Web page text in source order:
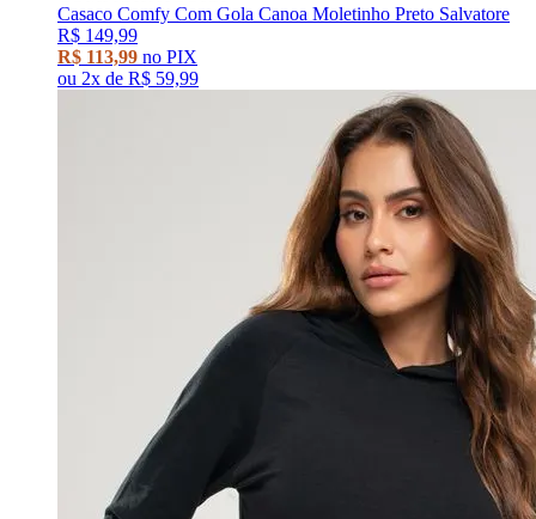
Casaco Comfy Com Gola Canoa Moletinho Preto Salvatore
R$ 149,99
R$ 113,99 no PIX
ou 2x de R$ 59,99